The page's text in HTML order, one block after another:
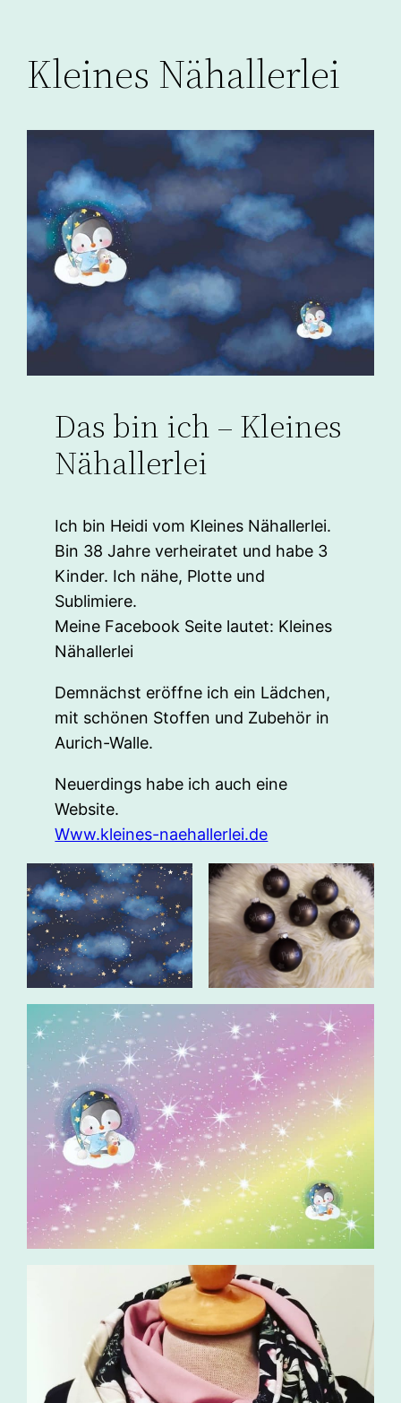
Kleines Nähallerlei
Das bin ich – Kleines
Nähallerlei
Ich bin Heidi vom Kleines Nähallerlei.
Bin 38 Jahre verheiratet und habe 3
Kinder. Ich nähe, Plotte und
Sublimiere.
Meine Facebook Seite lautet: Kleines
Nähallerlei
Demnächst eröffne ich ein Lädchen,
mit schönen Stoffen und Zubehör in
Aurich-Walle.
Neuerdings habe ich auch eine
Website.
Www.kleines-naehallerlei.de